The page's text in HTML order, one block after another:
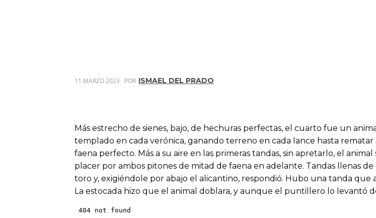
11 MARZO 2023 POR ISMAEL DEL PRADO
Más estrecho de sienes, bajo, de hechuras perfectas, el cuarto fue un
templado en cada verónica, ganando terreno en cada lance hasta
faena perfecto. Más a su aire en las primeras tandas, sin apretarlo, el
placer por ambos pitones de mitad de faena en adelante. Tandas llenas
toro y, exigiéndole por abajo el alicantino, respondió. Hubo una tanda que
La estocada hizo que el animal doblara, y aunque el puntillero lo levantó